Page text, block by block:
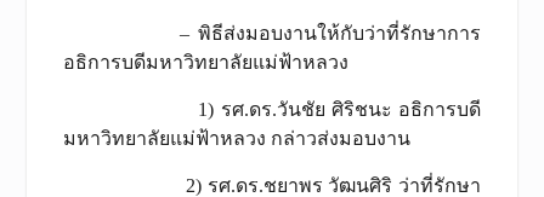
– พิธีส่งมอบงานให้กับว่าที่รักษาการ
อธิการบดีมหาวิทยาลัยแม่ฟ้าหลวง
1) รศ.ดร.วันชัย ศิริชนะ อธิการบดี
มหาวิทยาลัยแม่ฟ้าหลวง กล่าวส่งมอบงาน
2) รศ.ดร.ชยาพร วัฒนศิริ ว่าที่รักษา